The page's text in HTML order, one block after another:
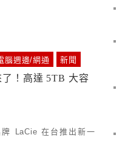
腦週邊/網通 新聞
！高達 5TB 大容
LaCie 在台推出新一